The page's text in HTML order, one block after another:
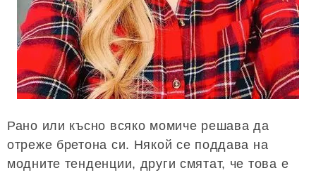
Рано или късно всяко момиче решава да
отреже бретона си. Някой се поддава на
модните тенденции, други смятат, че това е